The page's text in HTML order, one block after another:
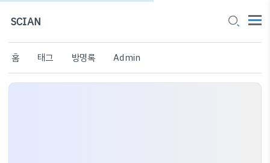
SCIAN
홈 태그 방명록 Admin